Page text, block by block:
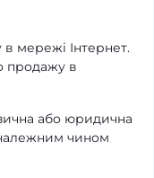
в мережі Інтернет.
продажу в
або юридична
чином